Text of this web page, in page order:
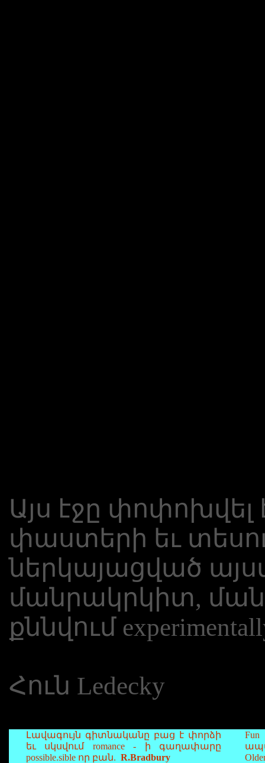
Այս էջը
փաստերի եւ
ներկայացված
մանրակրկիտ,
քննվում
Հուն Ledecky
Լավագույն գիտնականը բաց է փորձի
եւ սկսվում romance - ի գաղափարը
possible.sible որ բան. R.Bradbury